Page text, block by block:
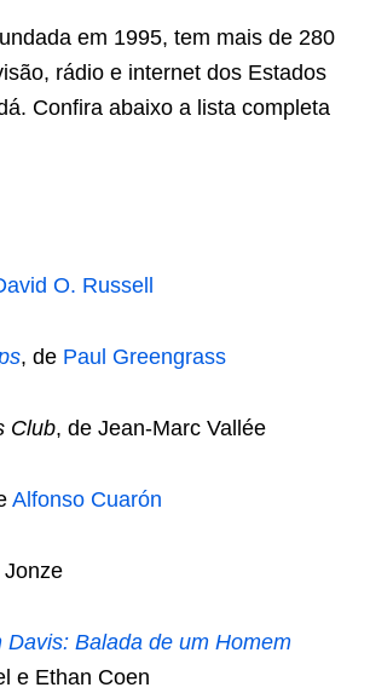
em 1995, tem mais de 280
rádio e internet dos Estados
Confira abaixo a lista completa
O. Russell
, de Paul Greengrass
Club, de Jean-Marc Vallée
Alfonso Cuarón
Jonze
Davis: Balada de um Homem
e Ethan Coen